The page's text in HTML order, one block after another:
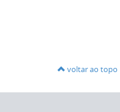
voltar ao topo